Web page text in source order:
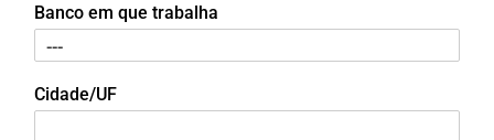
Banco em que trabalha
Cidade/UF